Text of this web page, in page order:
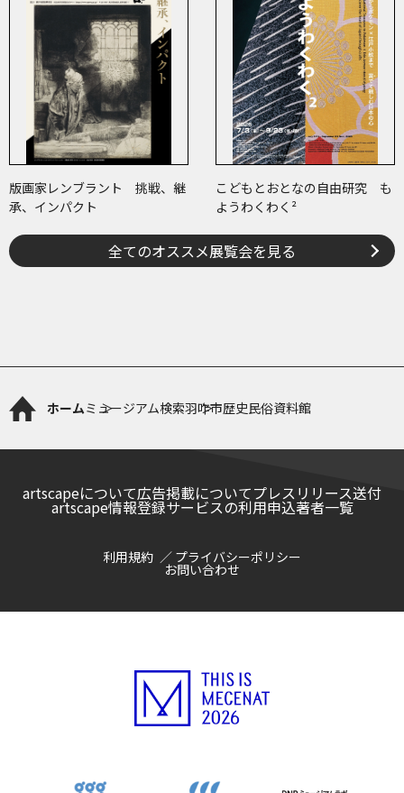
版画家レンブラント 挑戦、継
承、インパクト
こどもとおとなの自由研究 も
ようわくわく²
全てのオススメ展覧会を見る
ホームミュージアム検索羽咋市歴史民俗資料館
artscapeについて広告掲載についてプレスリリース送付
artscape情報登録サービスの利用申込著者一覧
利用規約 プライバシーポリシー
お問い合わせ